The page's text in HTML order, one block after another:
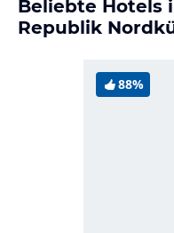
Beliebte Hotels
Republik
88%